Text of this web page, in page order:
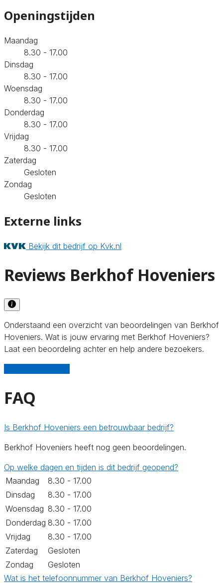
Openingstijden
Maandag
8.30 - 17.00
Dinsdag
8.30 - 17.00
Woensdag
8.30 - 17.00
Donderdag
8.30 - 17.00
Vrijdag
8.30 - 17.00
Zaterdag
Gesloten
Zondag
Gesloten
Externe links
Bekijk dit bedrijf op Kvk.nl
Reviews Berkhof Hoveniers
Onderstaand een overzicht van beoordelingen van Berkhof
Hoveniers. Wat is jouw ervaring met Berkhof Hoveniers?
Laat een beoordeling achter en help andere bezoekers.
FAQ
Is Berkhof Hoveniers een betrouwbaar bedrijf?
Berkhof Hoveniers heeft nog geen beoordelingen.
Op welke dagen en tijden is dit bedrijf geopend?
Maandag
8.30 - 17.00
Dinsdag
8.30 - 17.00
Woensdag 8.30 - 17.00
Donderdag 8.30 - 17.00
Vrijdag
8.30 - 17.00
Zaterdag
Gesloten
Zondag
Gesloten
Wat is het telefoonnummer van Berkhof Hoveniers?